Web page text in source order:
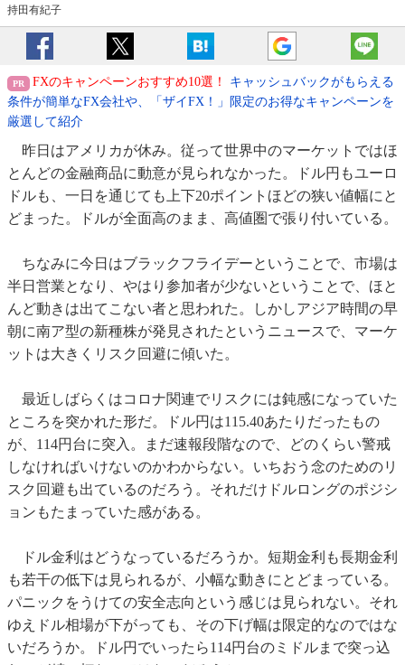
持田有紀子
FXのキャンペーンおすすめ10選！
キャッシュバックがもらえる
条件が簡単なFX会社や、「ザイFX！」限定のお得なキャンペーンを
厳選して紹介
昨日はアメリカが休み。従って世界中のマーケットではほ
とんどの金融商品に動意が見られなかった。ドル円もユーロ
ドルも、一日を通じても上下20ポイントほどの狭い値幅にと
どまった。ドルが全面高のまま、高値圏で張り付いている。
ちなみに今日はブラックフライデーということで、市場は
半日営業となり、やはり参加者が少ないということで、ほと
んど動きは出てこない者と思われた。しかしアジア時間の早
朝に南ア型の新種株が発見されたというニュースで、マーケ
ットは大きくリスク回避に傾いた。
最近しばらくはコロナ関連でリスクには鈍感になっていた
ところを突かれた形だ。ドル円は115.40あたりだったもの
が、114円台に突入。まだ速報段階なので、どのくらい警戒
しなければいけないのかわからない。いちおう念のためのリ
スク回避も出ているのだろう。それだけドルロングのポジシ
ョンもたまっていた感がある。
ドル金利はどうなっているだろうか。短期金利も長期金利
も若干の低下は見られるが、小幅な動きにとどまっている。
パニックをうけての安全志向という感じは見られない。それ
ゆえドル相場が下がっても、その下げ幅は限定的なのではな
いだろうか。ドル円でいったら114円台のミドルまで突っ込